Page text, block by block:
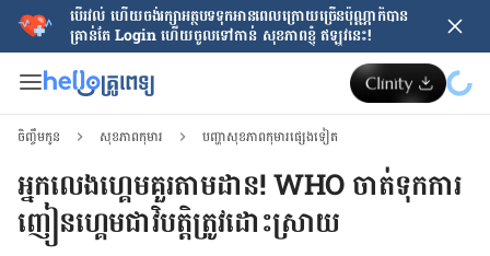
បើរវល់ ហើយចង់​រក្សាអត្ថបទទុកអានពេលក្រោយ​ច្រើនប៉ុណ្ណាក៏បាន
គ្រាន់តែ​ Login ហើយចូលទៅកាន់ សុខភាពខ្ញុំ ឥឡូវនេះ!
ចិញ្ចឹមកូន សុខភាពកុមារ បញ្ហាសុខភាពកុមារផ្សេងទៀត
អ្នក​លេង​ហ្គេម​​គួរ​តាម​ដាន!​ WHO ​ចាត់​ទុក​ការ​
ញៀន​​ហ្គេម​​ជា​វិបត្តិ​​ត្រូវ​ដោះស្រាយ